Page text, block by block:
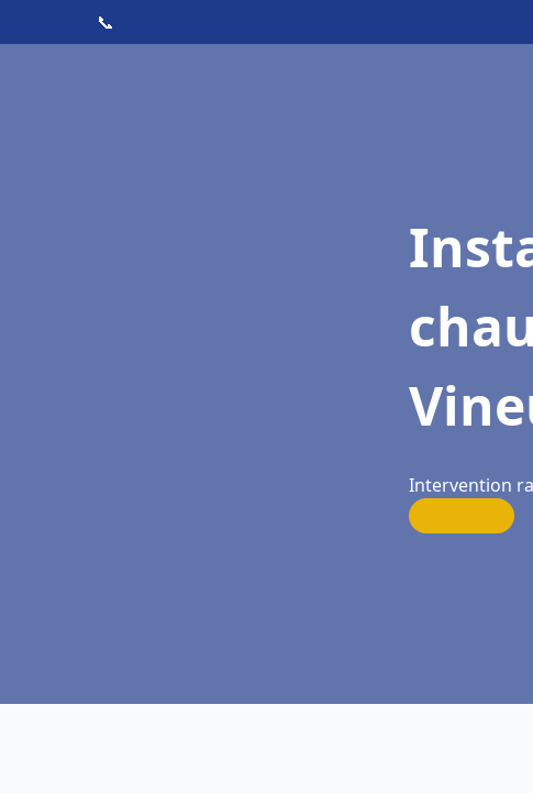
📞
Intervention